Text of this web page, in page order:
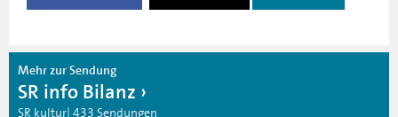
Mehr zur Sendung
SR info Bilanz
SR kultur| 433 Sendungen